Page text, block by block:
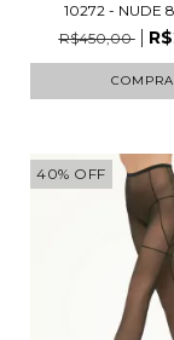
10272 - NUDE
R$450,00
40% OFF